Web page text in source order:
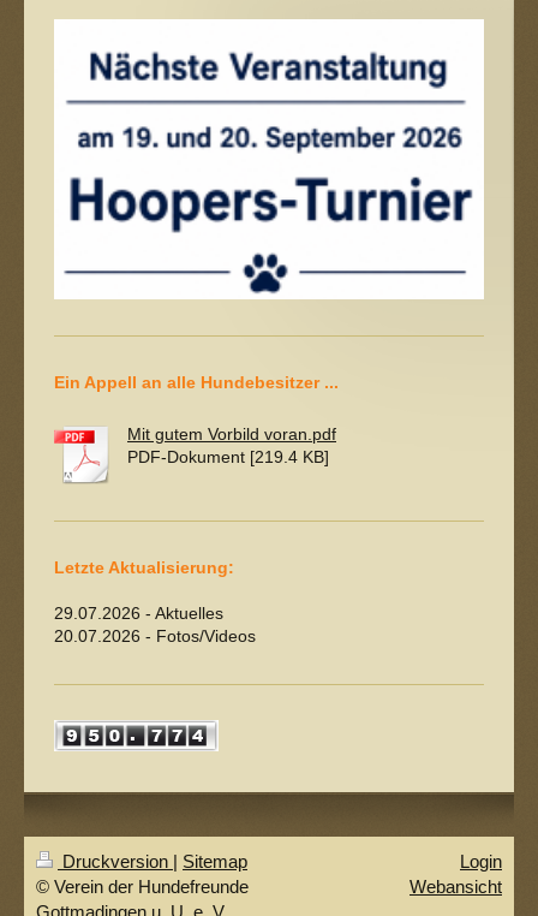
Ein Appell an alle Hundebesitzer ...
Mit gutem Vorbild voran.pdf
PDF-Dokument [219.4 KB]
Letzte Aktualisierung:
29.07.2026 - Aktuelles
20.07.2026 - Fotos/Videos
Druckversion | Sitemap
© Verein der Hundefreunde
Login
Webansicht